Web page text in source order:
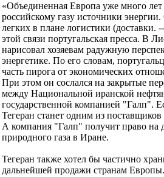
«Объединенная Европа уже много
российскому газу источники энергии.
легких в плане логистики (доставки. --
этой связи португальская пресса. В
нарисовал хозяевам радужную
энергетике. По его словам,
часть пирога от экономических
При этом он сослался на закрытые
между Национальной иранской
государственной компанией "Галп".
Тегеран станет одним из
А компания "Галп" получит право на
природного газа в Иране.
Тегеран также хотел бы частично
дальнейшей продажи странам